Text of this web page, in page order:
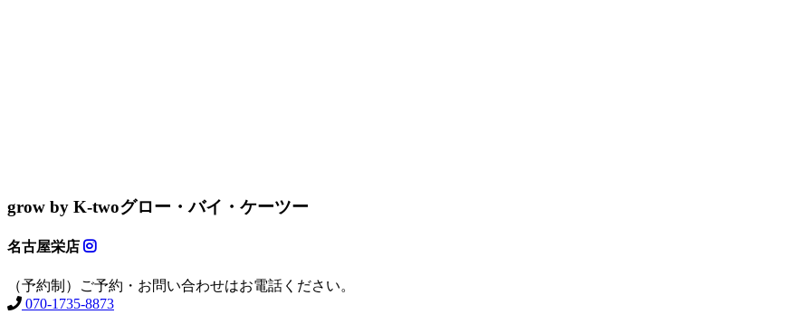
grow by K-twoグロー・バイ・ケーツー
名古屋栄店
（予約制）ご予約・お問い合わせはお電話ください。
070-1735-8873